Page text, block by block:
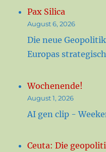
Pax Silica
August 6, 2026
Die neue
Europas
Wochenende!
August 1, 2026
AI gen clip -
Ceuta: Die